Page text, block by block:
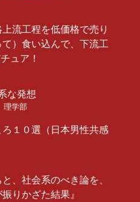
流工程を低価格で売り
）食い込んで、下流工
ュア！
な発想
理学部
１０選（日本男性共感
、社会系のべき論を、
りかざた結果』